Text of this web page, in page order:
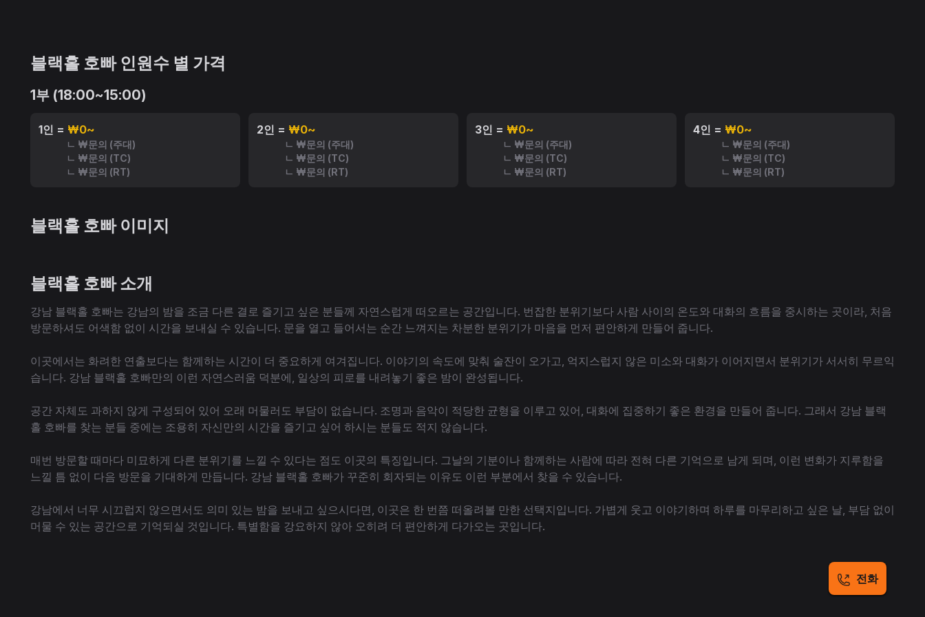
블랙홀 호빠 인원수 별 가격
1부 (18:00~15:00)
1인 = ₩0~
ㄴ ₩문의 (주대)
ㄴ ₩문의 (TC)
ㄴ ₩문의 (RT)
2인 = ₩0~
ㄴ ₩문의 (주대)
ㄴ ₩문의 (TC)
ㄴ ₩문의 (RT)
3인 = ₩0~
ㄴ ₩문의 (주대)
ㄴ ₩문의 (TC)
ㄴ ₩문의 (RT)
4인 = ₩0~
ㄴ ₩문의 (주대)
ㄴ ₩문의 (TC)
ㄴ ₩문의 (RT)
블랙홀 호빠 이미지
블랙홀 호빠 소개
강남 블랙홀 호빠는 강남의 밤을 조금 다른 결로 즐기고 싶은 분들께 자연스럽게 떠오르는 공간입니다. 번잡한 분위기보다 사람 사이의 온도와 대화의 흐름을 중시하는 곳이라, 처음
방문하셔도 어색함 없이 시간을 보내실 수 있습니다. 문을 열고 들어서는 순간 느껴지는 차분한 분위기가 마음을 먼저 편안하게 만들어 줍니다.
이곳에서는 화려한 연출보다는 함께하는 시간이 더 중요하게 여겨집니다. 이야기의 속도에 맞춰 술잔이 오가고, 억지스럽지 않은 미소와 대화가 이어지면서 분위기가 서서히 무르익
습니다. 강남 블랙홀 호빠만의 이런 자연스러움 덕분에, 일상의 피로를 내려놓기 좋은 밤이 완성됩니다.
공간 자체도 과하지 않게 구성되어 있어 오래 머물러도 부담이 없습니다. 조명과 음악이 적당한 균형을 이루고 있어, 대화에 집중하기 좋은 환경을 만들어 줍니다. 그래서 강남 블랙
홀 호빠를 찾는 분들 중에는 조용히 자신만의 시간을 즐기고 싶어 하시는 분들도 적지 않습니다.
매번 방문할 때마다 미묘하게 다른 분위기를 느낄 수 있다는 점도 이곳의 특징입니다. 그날의 기분이나 함께하는 사람에 따라 전혀 다른 기억으로 남게 되며, 이런 변화가 지루함을
느낄 틈 없이 다음 방문을 기대하게 만듭니다. 강남 블랙홀 호빠가 꾸준히 회자되는 이유도 이런 부분에서 찾을 수 있습니다.
강남에서 너무 시끄럽지 않으면서도 의미 있는 밤을 보내고 싶으시다면, 이곳은 한 번쯤 떠올려볼 만한 선택지입니다. 가볍게 웃고 이야기하며 하루를 마무리하고 싶은 날, 부담 없이
머물 수 있는 공간으로 기억되실 것입니다. 특별함을 강요하지 않아 오히려 더 편안하게 다가오는 곳입니다.
전화